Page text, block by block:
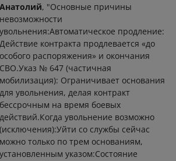
Анатолий, "Основные причины
невозможности
увольнения:Автоматическое продление:
Действие контракта продлевается «до
особого распоряжения» и окончания
СВО.Указ № 647 (частичная
мобилизация): Ограничивает основания
для увольнения, делая контракт
бессрочным на время боевых
действий.Когда увольнение возможно
(исключения):Уйти со службы сейчас
можно только по трем основаниям,
установленным указом:Состояние